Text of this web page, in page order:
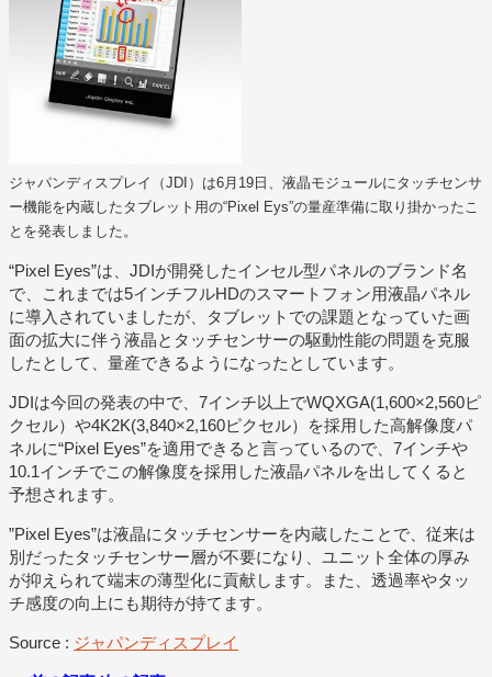
ジャパンディスプレイ（JDI）は6月19日、液晶モジュールにタッチセンサ
ー機能を内蔵したタブレット用の“Pixel Eys”の量産準備に取り掛かったこ
とを発表しました。
“Pixel Eyes”は、JDIが開発したインセル型パネルのブランド名
で、これまでは5インチフルHDのスマートフォン用液晶パネル
に導入されていましたが、タブレットでの課題となっていた画
面の拡大に伴う液晶とタッチセンサーの駆動性能の問題を克服
したとして、量産できるようになったとしています。
JDIは今回の発表の中で、7インチ以上でWQXGA(1,600×2,560ピ
クセル）や4K2K(3,840×2,160ピクセル）を採用した高解像度パ
ネルに“Pixel Eyes”を適用できると言っているので、7インチや
10.1インチでこの解像度を採用した液晶パネルを出してくると
予想されます。
”Pixel Eyes”は液晶にタッチセンサーを内蔵したことで、従来は
別だったタッチセンサー層が不要になり、ユニット全体の厚み
が抑えられて端末の薄型化に貢献します。また、透過率やタッ
チ感度の向上にも期待が持てます。
Source : ジャパンディスプレイ